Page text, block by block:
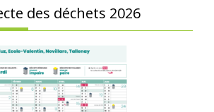
des déchets 2026